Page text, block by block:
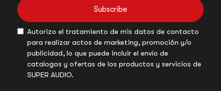
Subscribe
Autorizo el tratamiento de mis datos de contacto
para realizar actos de marketing, promoción y/o
publicidad, lo que puede incluir el envío de
catalogos y ofertas de los productos y servicios de
SUPER AUDIO.